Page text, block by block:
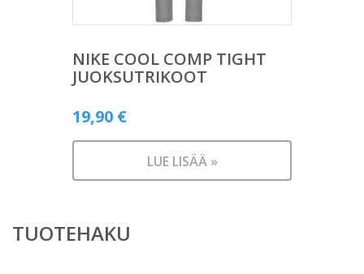
NIKE COOL COMP TIGHT
JUOKSUTRIKOOT
19,90 €
LUE LISÄÄ »
TUOTEHAKU